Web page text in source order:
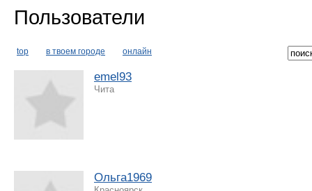
Пользователи
top в твоем городе онлайн
emel93
Чита
Ольга1969